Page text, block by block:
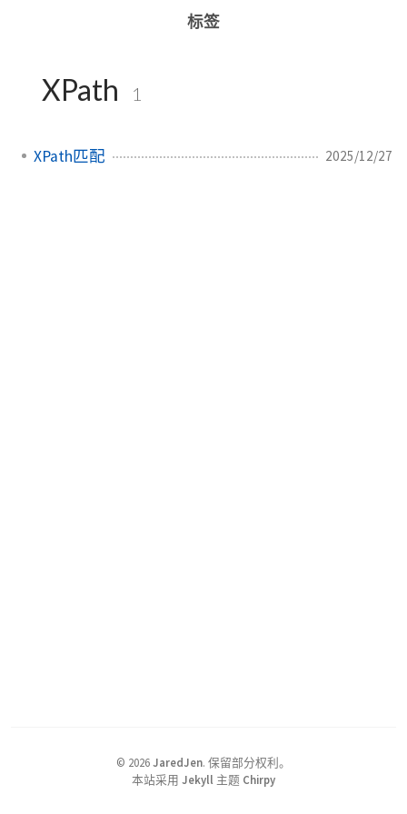
标签
XPath 1
XPath匹配 2025/12/27
© 2026JaredJen. 保留部分权利。
本站采用 Jekyll 主题 Chirpy